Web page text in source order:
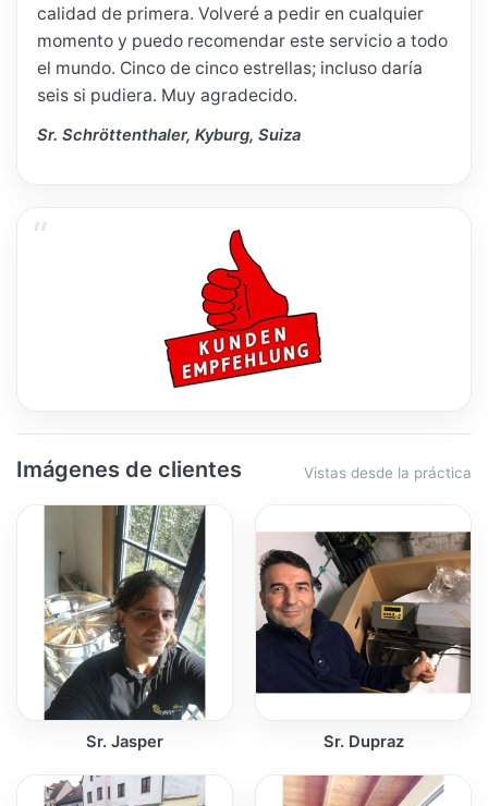
calidad de primera. Volveré a pedir en cualquier
momento y puedo recomendar este servicio a todo
el mundo. Cinco de cinco estrellas; incluso daría
seis si pudiera. Muy agradecido.
Sr. Schröttenthaler, Kyburg, Suiza
Imágenes de clientes Vistas desde la práctica
Sr. Jasper Sr. Dupraz